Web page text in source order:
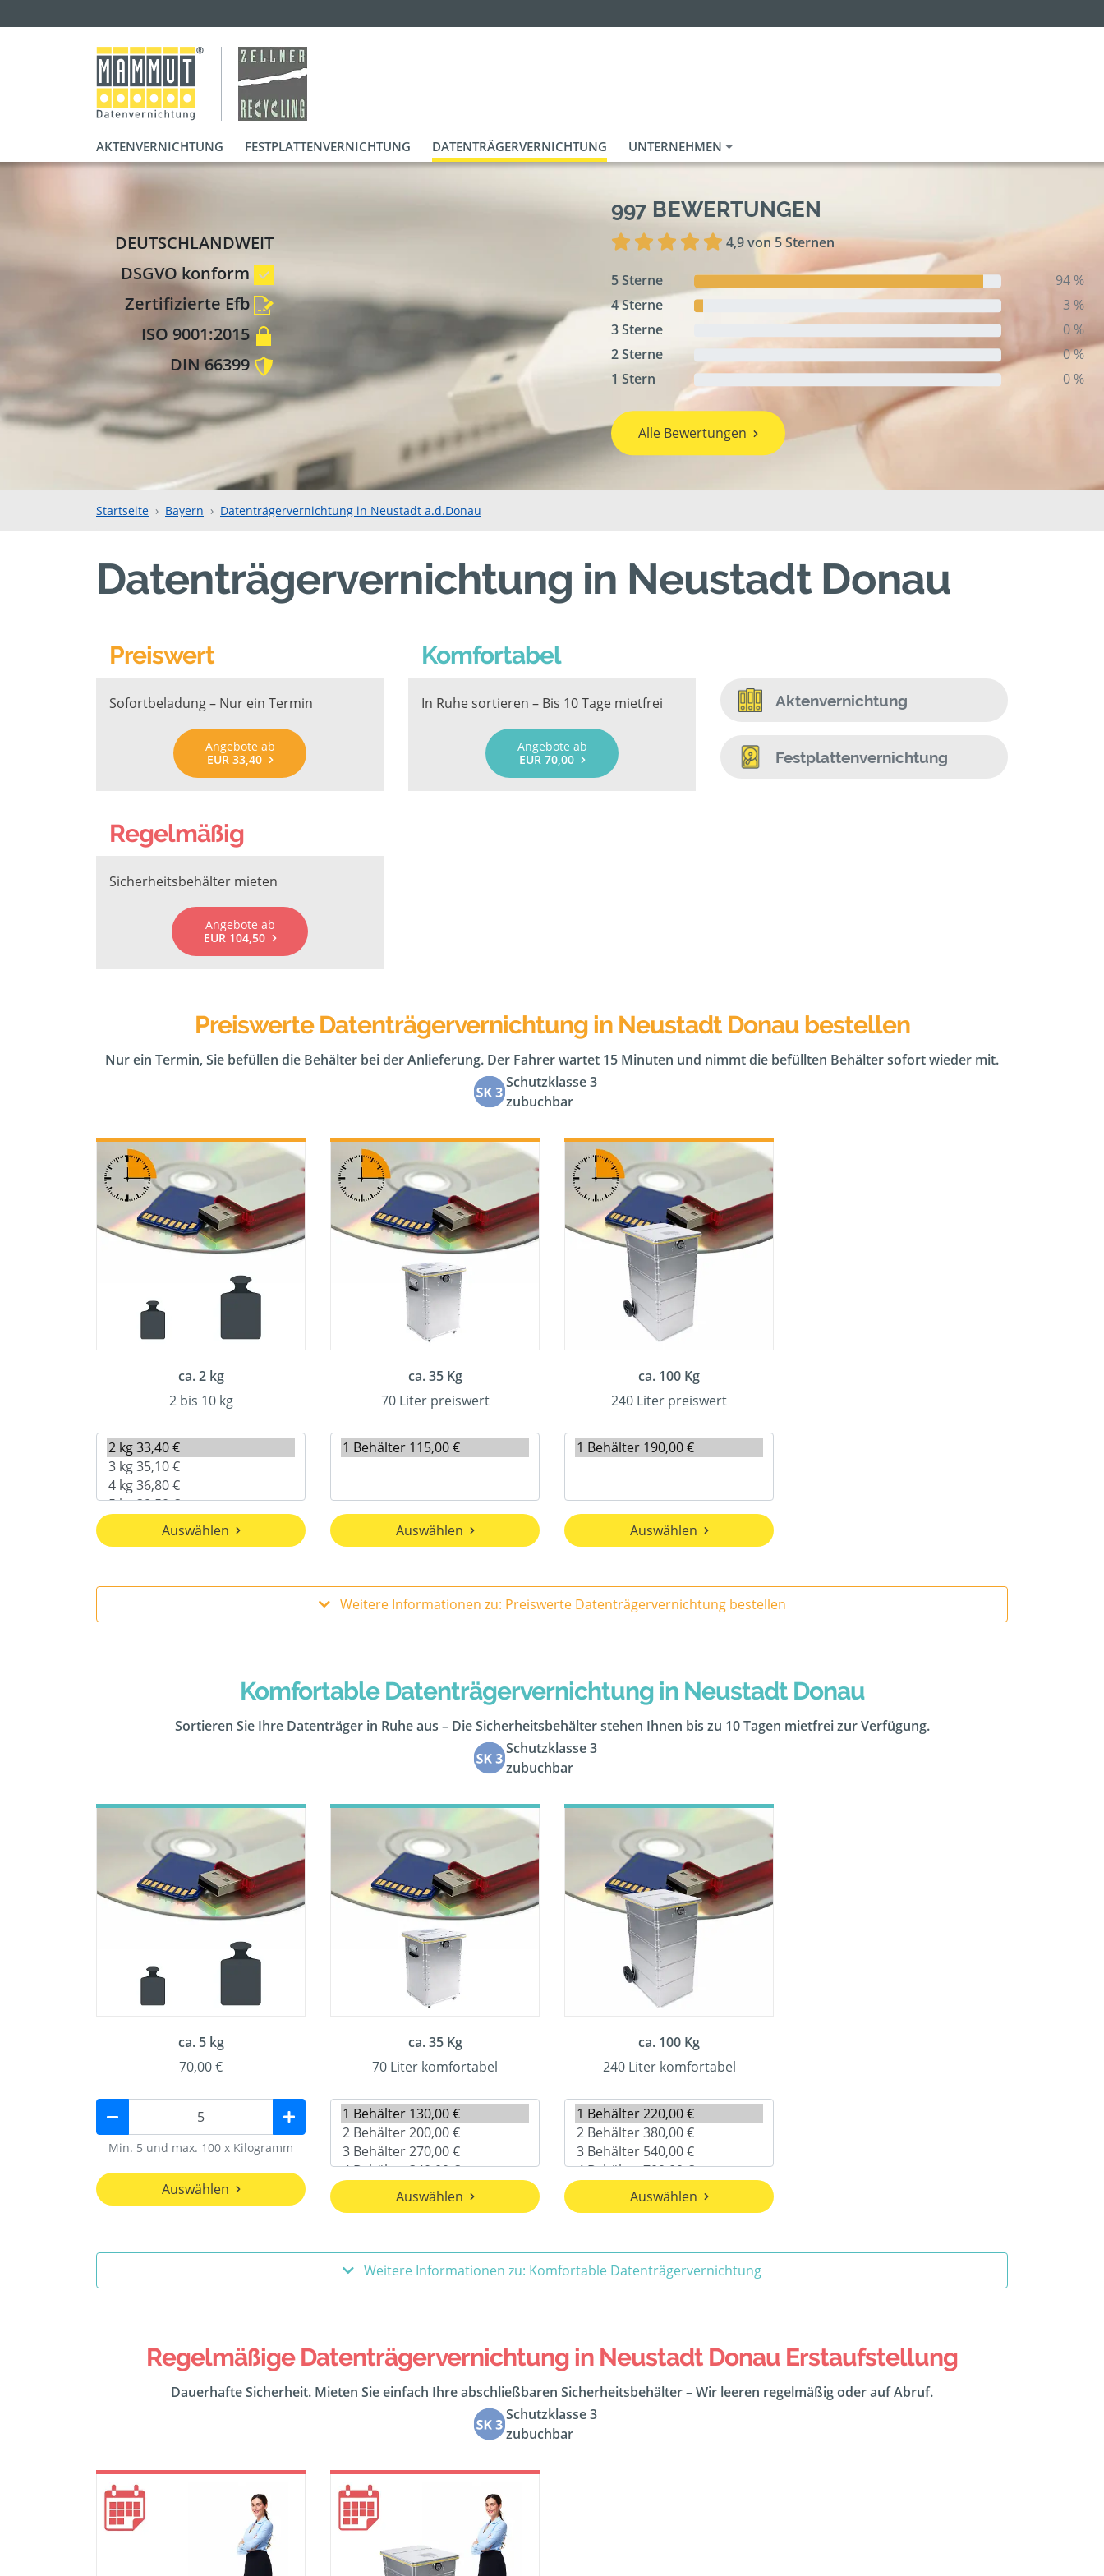
AKTENVERNICHTUNG FESTPLATTENVERNICHTUNG DATENTRÄGERVERNICHTUNG UNTERNEHMEN
DEUTSCHLANDWEIT
DSGVO konform
Zertifizierte Efb
ISO 9001:2015
DIN 66399
997 BEWERTUNGEN
4,9 von 5 Sternen
5 Sterne
94 %
4 Sterne
3 %
3 Sterne
0 %
2 Sterne
0 %
1 Stern
0 %
Alle Bewertungen
Startseite Bayern Datenträgervernichtung in Neustadt a.d.Donau
Datenträgervernichtung in Neustadt Donau
Preiswert
Sofortbeladung – Nur ein Termin
Angebote ab
EUR 33,40
Komfortabel
In Ruhe sortieren – Bis 10 Tage mietfrei
Angebote ab
EUR 70,00
Regelmäßig
Sicherheitsbehälter mieten
Angebote ab
EUR 104,50
Aktenvernichtung
Festplattenvernichtung
Preiswerte Datenträgervernichtung in Neustadt Donau bestellen
Nur ein Termin, Sie befüllen die Behälter bei der Anlieferung. Der Fahrer wartet 15 Minuten und nimmt die befüllten Behälter sofort wieder mit.
Schutzklasse 3
zubuchbar
ca. 2 kg
2 bis 10 kg
Auswählen
ca. 35 Kg
70 Liter preiswert
Auswählen
ca. 100 Kg
240 Liter preiswert
Auswählen
Weitere Informationen zu: Preiswerte Datenträgervernichtung bestellen
Komfortable Datenträgervernichtung in Neustadt Donau
Sortieren Sie Ihre Datenträger in Ruhe aus – Die Sicherheitsbehälter stehen Ihnen bis zu 10 Tagen mietfrei zur Verfügung.
Schutzklasse 3
zubuchbar
ca. 5 kg
70,00 €
Min. 5 und max. 100 x Kilogramm
Auswählen
ca. 35 Kg
70 Liter komfortabel
Auswählen
ca. 100 Kg
240 Liter komfortabel
Auswählen
Weitere Informationen zu: Komfortable Datenträgervernichtung
Regelmäßige Datenträgervernichtung in Neustadt Donau Erstaufstellung
Dauerhafte Sicherheit. Mieten Sie einfach Ihre abschließbaren Sicherheitsbehälter – Wir leeren regelmäßig oder auf Abruf.
Schutzklasse 3
zubuchbar